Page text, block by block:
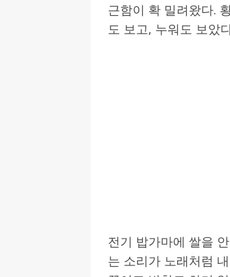
근함이 확 밀려왔다.
도 보고, 누워도 보았
전기 밥가마에 쌀을
는 소리가 노래처럼